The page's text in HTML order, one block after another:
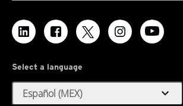
Select a language
Español (MEX) expand_more